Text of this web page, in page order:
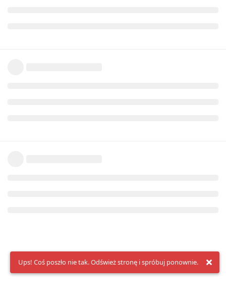
Ups! Coś poszło nie tak. Odśwież stronę i spróbuj ponownie.